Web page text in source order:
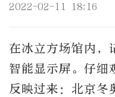
2022-02-11 18:16
在冰立方场馆内，
智能显示屏。仔细
反映过来：北京冬